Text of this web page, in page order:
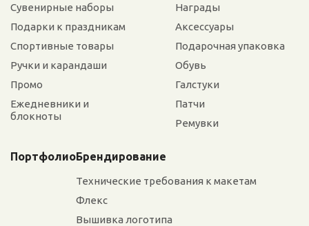
Сувенирные наборы
Подарки к праздникам
Спортивные товары
Ручки и карандаши
Промо
Ежедневники и
блокноты
Награды
Аксессуары
Подарочная упаковка
Обувь
Галстуки
Патчи
Ремувки
ПортфолиоБрендирование
Технические требования к макетам
Флекс
Вышивка логотипа